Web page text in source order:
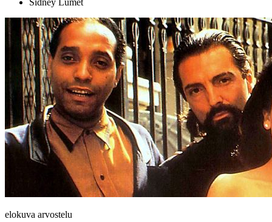
elokuva arvostelu